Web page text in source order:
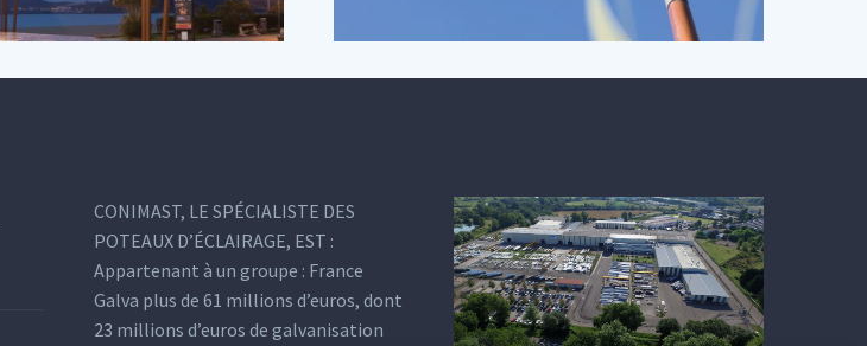
CONIMAST, LE SPÉCIALISTE DES
POTEAUX D’ÉCLAIRAGE, EST :
Appartenant à un groupe : France
Galva plus de 61 millions d’euros, dont
23 millions d’euros de galvanisation